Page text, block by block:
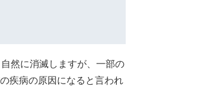
然に消滅しますが、一部の
疾病の原因になると言われ